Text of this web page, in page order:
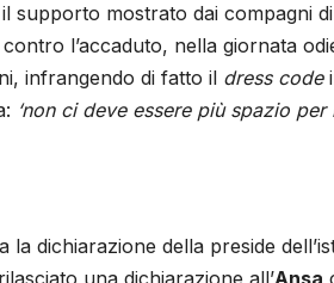
supporto mostrato dai compagni
l’accaduto, nella giornata
infrangendo di fatto il dress code
‘non ci deve essere più spazio per
la dichiarazione della preside